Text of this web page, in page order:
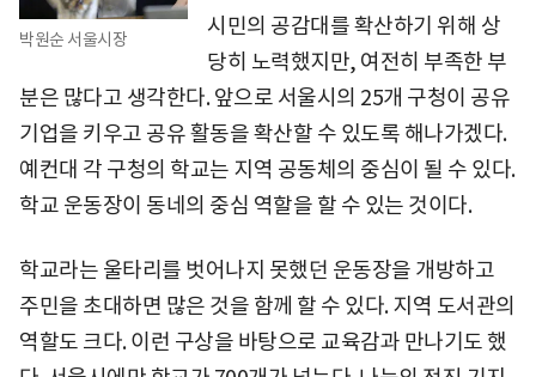
박원순 서울시장
시민의 공감대를 확산하기 위해 상
당히 노력했지만, 여전히 부족한 부
분은 많다고 생각한다. 앞으로 서울시의 25개 구청이 공유
기업을 키우고 공유 활동을 확산할 수 있도록 해나가겠다.
예컨대 각 구청의 학교는 지역 공동체의 중심이 될 수 있다.
학교 운동장이 동네의 중심 역할을 할 수 있는 것이다.
학교라는 울타리를 벗어나지 못했던 운동장을 개방하고
주민을 초대하면 많은 것을 함께 할 수 있다. 지역 도서관의
역할도 크다. 이런 구상을 바탕으로 교육감과 만나기도 했